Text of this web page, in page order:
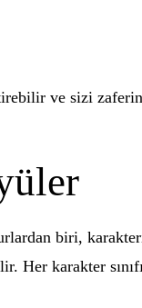
ve sizi
biri,
karakter